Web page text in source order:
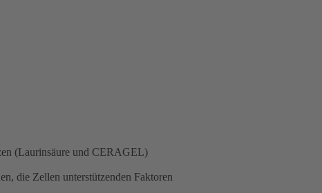
(Laurinsäure und CERAGEL)
die Zellen unterstützenden Faktoren